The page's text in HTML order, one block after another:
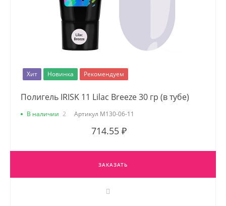
Хит Новинка Рекомендуем
Полигель IRISK 11 Lilac Breeze 30 гр (в тубе)
В наличии 2 Артикул М130-06-11
714.55 ₽
ЗАКАЗАТЬ